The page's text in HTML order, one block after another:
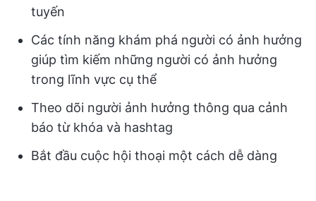
tuyến
Các tính năng khám phá người có ảnh hưởng
giúp tìm kiếm những người có ảnh hưởng
trong lĩnh vực cụ thể
Theo dõi người ảnh hưởng thông qua cảnh
báo từ khóa và hashtag
Bắt đầu cuộc hội thoại một cách dễ dàng